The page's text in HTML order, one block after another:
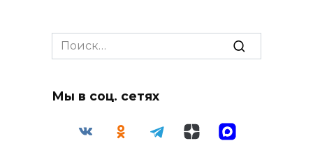
Search
for:
Мы в соц. сетях